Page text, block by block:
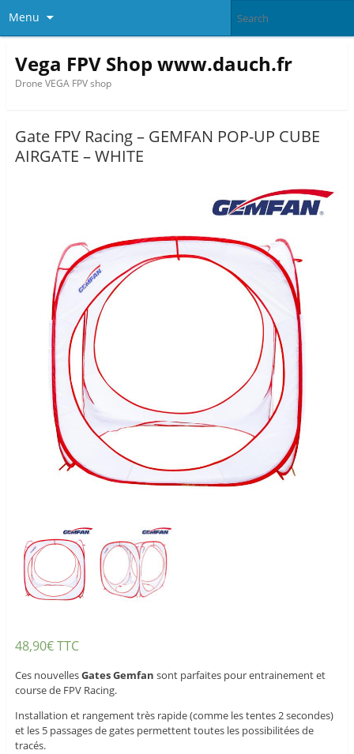
Menu
Vega FPV Shop www.dauch.fr
Drone VEGA FPV shop
Gate FPV Racing – GEMFAN POP-UP CUBE
AIRGATE – WHITE
48,90€TTC
Ces nouvellesGatesGemfan sont parfaites pour entrainement et
course de FPV Racing.
Installation et rangement très rapide (comme les tentes 2 secondes)
et les 5 passages de gates permettent toutes les possibilitées de
tracés.